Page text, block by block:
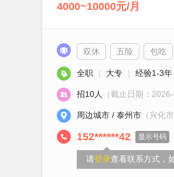
4000~10000元/月
双休 五险 包吃
全职 | 大专 | 经验1-3年
招10人 （截止日期：2026-
周边城市 / 泰州市 （兴化
152******42 显示号码
请登录查看联系方式，